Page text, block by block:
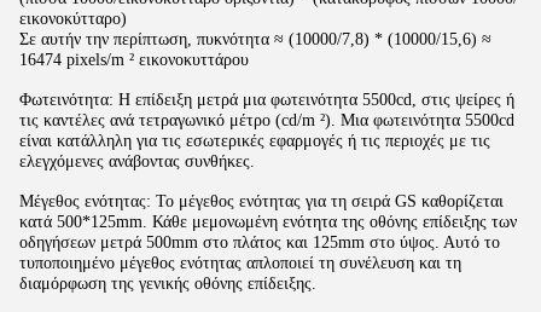
εικονοκύτταρο)
Σε αυτήν την περίπτωση, πυκνότητα ≈ (10000/7,8) * (10000/15,6) ≈
16474 pixels/m ² εικονοκυττάρου
Φωτεινότητα: Η επίδειξη μετρά μια φωτεινότητα 5500cd, στις ψείρες ή
τις καντέλες ανά τετραγωνικό μέτρο (cd/m ²). Μια φωτεινότητα 5500cd
είναι κατάλληλη για τις εσωτερικές εφαρμογές ή τις περιοχές με τις
ελεγχόμενες ανάβοντας συνθήκες.
Μέγεθος ενότητας: Το μέγεθος ενότητας για τη σειρά GS καθορίζεται
κατά 500*125mm. Κάθε μεμονωμένη ενότητα της οθόνης επίδειξης των
οδηγήσεων μετρά 500mm στο πλάτος και 125mm στο ύψος. Αυτό το
τυποποιημένο μέγεθος ενότητας απλοποιεί τη συνέλευση και τη
διαμόρφωση της γενικής οθόνης επίδειξης.